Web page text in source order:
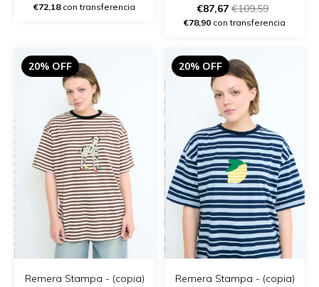
€72,18con transferencia
€87,67 €109,59
€78,90 con transferencia
20% OFF
Remera Stampa - (copia)
20% OFF
Remera Stampa - (copia)